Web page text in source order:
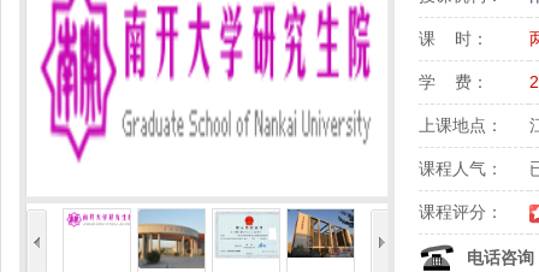
<
课 时：
学 费：
上课地点：
课程人气：
课程评分：
电话咨询